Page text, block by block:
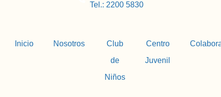
Tel.: 2200 5830
Inicio Nosotros
Club
de
Niños
Centro
Juvenil